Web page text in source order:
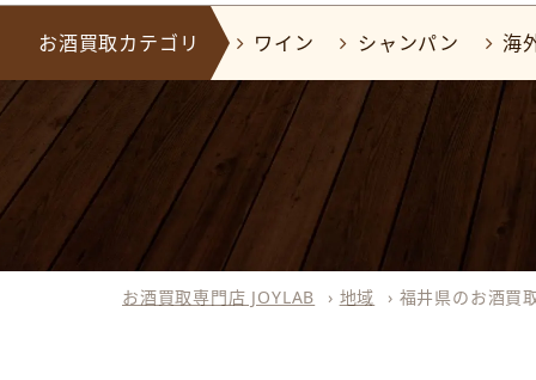
お酒買取カテゴリ ワイン シャンパン 海
お酒買取専門店 JOYLAB › 地域 › 福井県のお酒買